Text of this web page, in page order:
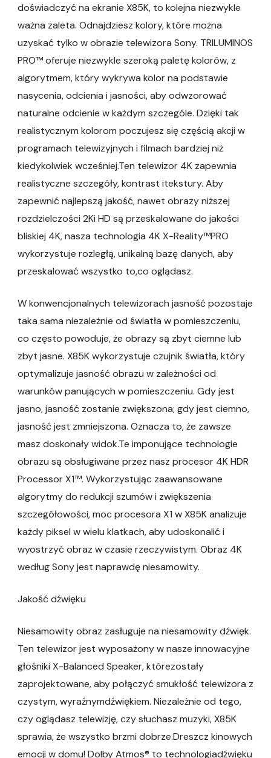
doświadczyć na ekranie X85K, to kolejna niezwykle
ważna zaleta. Odnajdziesz kolory, które można
uzyskać tylko w obrazie telewizora Sony. TRILUMINOS
PRO™ oferuje niezwykle szeroką paletę kolorów, z
algorytmem, który wykrywa kolor na podstawie
nasycenia, odcienia i jasności, aby odwzorować
naturalne odcienie w każdym szczególe. Dzięki tak
realistycznym kolorom poczujesz się częścią akcji w
programach telewizyjnych i filmach bardziej niż
kiedykolwiek wcześniej.Ten telewizor 4K zapewnia
realistyczne szczegóły, kontrast itekstury. Aby
zapewnić najlepszą jakość, nawet obrazy niższej
rozdzielczości 2Ki HD są przeskalowane do jakości
bliskiej 4K, nasza technologia 4K X-Reality™PRO
wykorzystuje rozległą, unikalną bazę danych, aby
przeskalować wszystko to,co oglądasz.
W konwencjonalnych telewizorach jasność pozostaje
taka sama niezależnie od światła w pomieszczeniu,
co często powoduje, że obrazy są zbyt ciemne lub
zbyt jasne. X85K wykorzystuje czujnik światła, który
optymalizuje jasność obrazu w zależności od
warunków panujących w pomieszczeniu. Gdy jest
jasno, jasność zostanie zwiększona; gdy jest ciemno,
jasność jest zmniejszona. Oznacza to, że zawsze
masz doskonały widok.Te imponujące technologie
obrazu są obsługiwane przez nasz procesor 4K HDR
Processor X1™. Wykorzystując zaawansowane
algorytmy do redukcji szumów i zwiększenia
szczegółowości, moc procesora X1 w X85K analizuje
każdy piksel w wielu klatkach, aby udoskonalić i
wyostrzyć obraz w czasie rzeczywistym. Obraz 4K
według Sony jest naprawdę niesamowity.
Jakość dźwięku
Niesamowity obraz zasługuje na niesamowity dźwięk.
Ten telewizor jest wyposażony w nasze innowacyjne
głośniki X-Balanced Speaker, którezostały
zaprojektowane, aby połączyć smukłość telewizora z
czystym, wyraźnymdźwiękiem. Niezależnie od tego,
czy oglądasz telewizję, czy słuchasz muzyki, X85K
sprawia, że ​​wszystko brzmi dobrze.Dreszcz kinowych
emocji w domu! Dolby Atmos® to technologiadźwięku